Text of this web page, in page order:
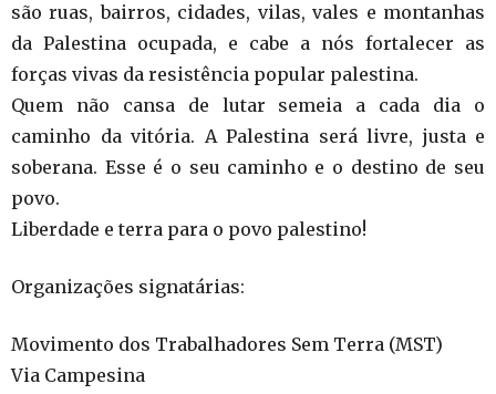
são ruas, bairros, cidades, vilas, vales e montanhas
da Palestina ocupada, e cabe a nós fortalecer as
forças vivas da resistência popular palestina.
Quem não cansa de lutar semeia a cada dia o
caminho da vitória. A Palestina será livre, justa e
soberana. Esse é o seu caminho e o destino de seu
povo.
Liberdade e terra para o povo palestino!
Organizações signatárias:
Movimento dos Trabalhadores Sem Terra (MST)
Via Campesina